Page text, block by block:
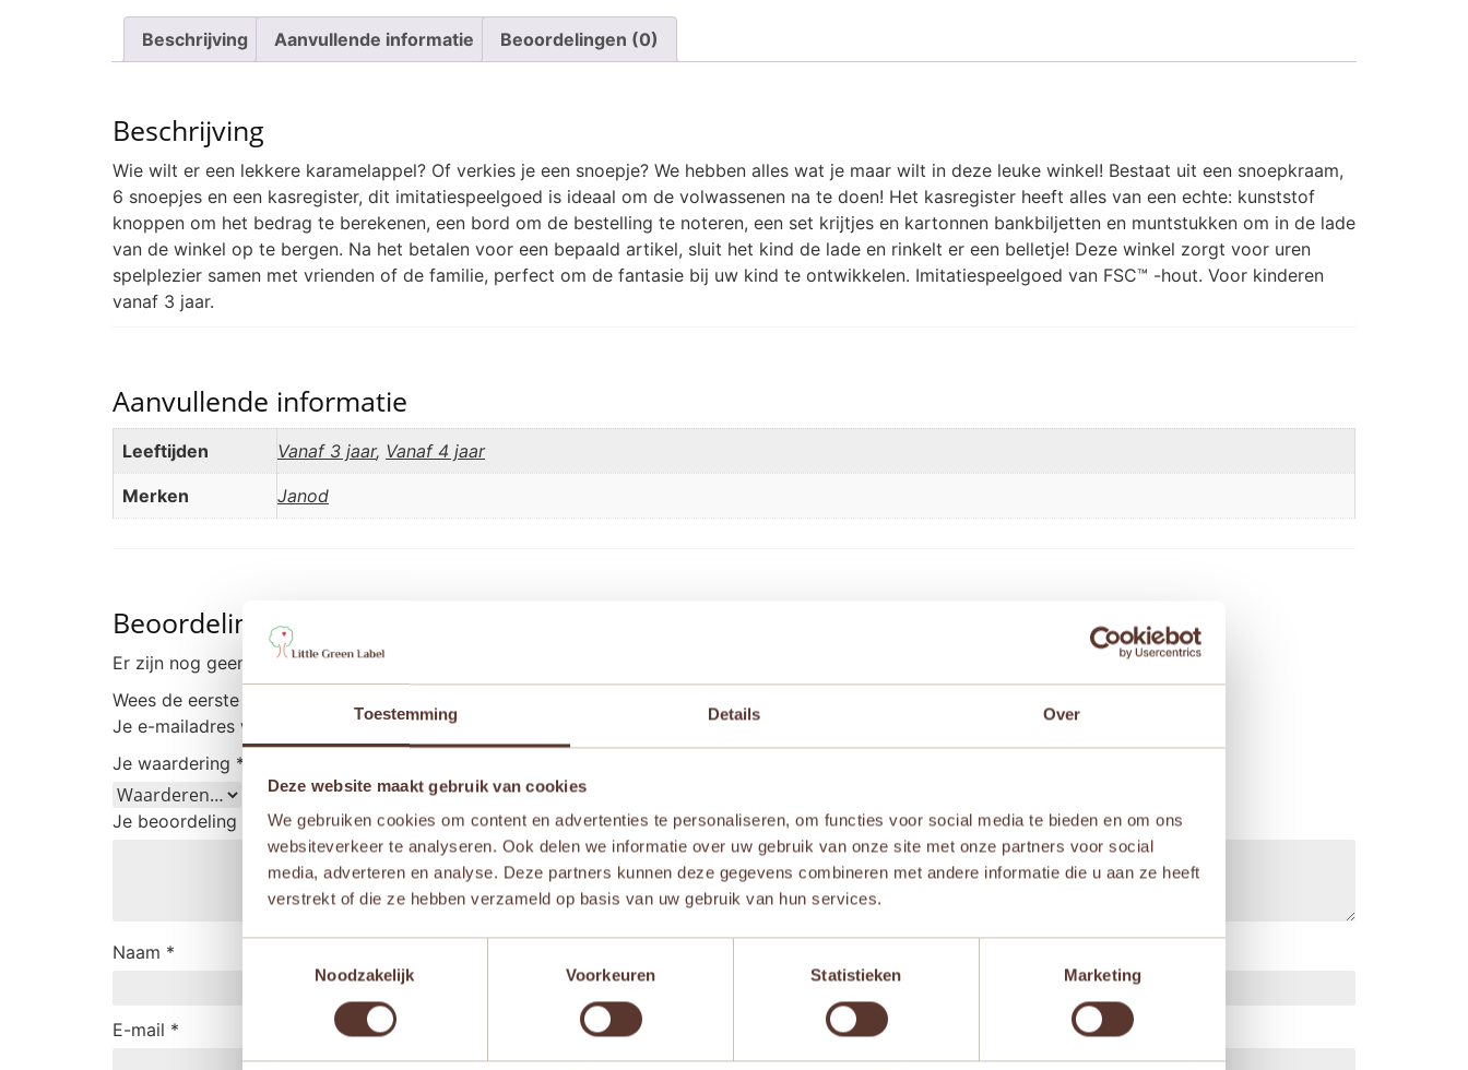
Toestemming Details Over
Deze website maakt gebruik van cookies
We gebruiken cookies om content en advertenties te personaliseren, om functies voor social media te bieden en om ons
websiteverkeer te analyseren. Ook delen we informatie over uw gebruik van onze site met onze partners voor social
media, adverteren en analyse. Deze partners kunnen deze gegevens combineren met andere informatie die u aan ze heeft
verstrekt of die ze hebben verzameld op basis van uw gebruik van hun services.
Noodzakelijk
Voorkeuren Statistieken Marketing
Beschrijving Aanvullende informatie Beoordelingen (0)
Beschrijving
Wie wilt er een lekkere karamelappel? Of verkies je een snoepje? We hebben alles wat je maar wilt in deze leuke winkel! Bestaat uit een snoepkraam,
6 snoepjes en een kasregister, dit imitatiespeelgoed is ideaal om de volwassenen na te doen! Het kasregister heeft alles van een echte: kunststof
knoppen om het bedrag te berekenen, een bord om de bestelling te noteren, een set krijtjes en kartonnen bankbiljetten en muntstukken om in de lade
van de winkel op te bergen. Na het betalen voor een bepaald artikel, sluit het kind de lade en rinkelt er een belletje! Deze winkel zorgt voor uren
spelplezier samen met vrienden of de familie, perfect om de fantasie bij uw kind te ontwikkelen. Imitatiespeelgoed van FSC™ -hout. Voor kinderen
vanaf 3 jaar.
Aanvullende informatie
Leeftijden Vanaf 3 jaar, Vanaf 4 jaar
Merken Janod
Beoordelingen
Er zijn nog geen beoordelingen.
Wees de eerste om “Janod Applepop – Snoepwinkel” te beoordelen
Je e-mailadres wordt niet gepubliceerd. Vereiste velden zijn gemarkeerd met*
Je waardering *
Je beoordeling
Naam *
E-mail *